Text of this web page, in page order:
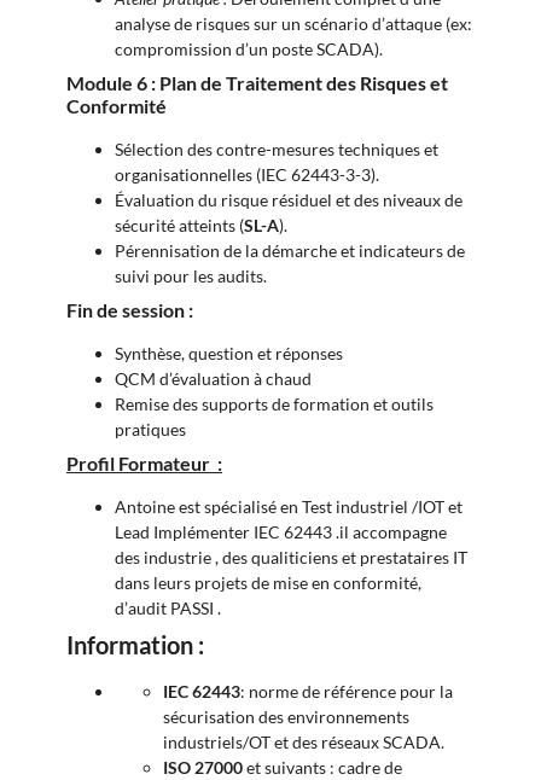
analyse de risques sur un scénario d’attaque (ex:
compromission d’un poste SCADA).
Module 6 : Plan de Traitement des Risques et
Conformité
Sélection des contre-mesures techniques et
organisationnelles (IEC 62443-3-3).
Évaluation du risque résiduel et des niveaux de
sécurité atteints (SL-A).
Pérennisation de la démarche et indicateurs de
suivi pour les audits.
Fin de session :
Synthèse, question et réponses
QCM d’évaluation à chaud
Remise des supports de formation et outils
pratiques
Profil Formateur :
Antoine est spécialisé en Test industriel /IOT et
Lead Implémenter IEC 62443 .il accompagne
des industrie , des qualiticiens et prestataires IT
dans leurs projets de mise en conformité,
d’audit PASSI .
Information :
IEC 62443: norme de référence pour la
sécurisation des environnements
industriels/OT et des réseaux SCADA.
ISO 27000et suivants : cadre de